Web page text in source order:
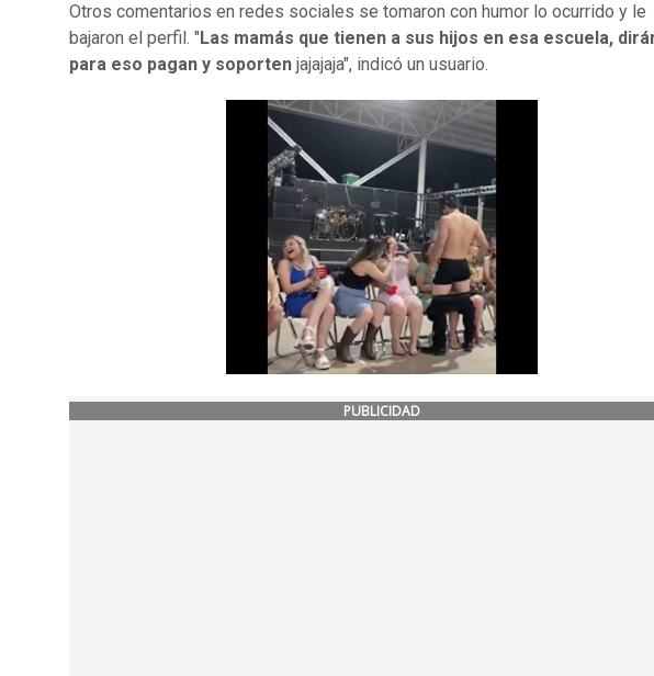
Otros comentarios en redes sociales se tomaron con humor lo ocurrido y le
bajaron el perfil. " Las mamás que tienen a sus hijos en esa escuela,
para eso pagan y soporten jajajaja", indicó un usuario.
PUBLICIDAD